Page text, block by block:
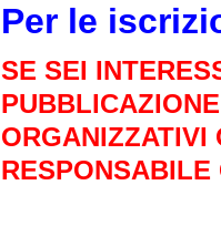
Per le
SE SEI
ORGANIZZATIVI